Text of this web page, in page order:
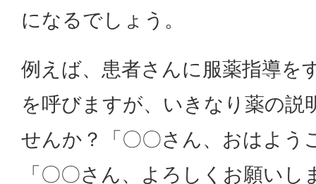
になるでしょう。
例えば、患者さんに服薬指導を
を呼びますが、いきなり薬の説
せんか？「〇〇さん、おはよう
「〇〇さん、よろしくお願いし